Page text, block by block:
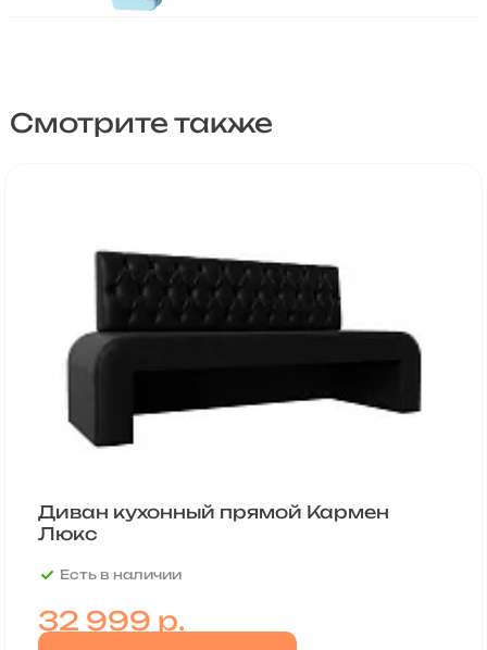
Смотрите также
Диван кухонный прямой Кармен
Люкс
Есть в наличии
32 999 р.